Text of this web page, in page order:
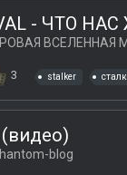
- ЧТО
ВСЕЛЕННАЯ
3 stalker
(видео)
blog